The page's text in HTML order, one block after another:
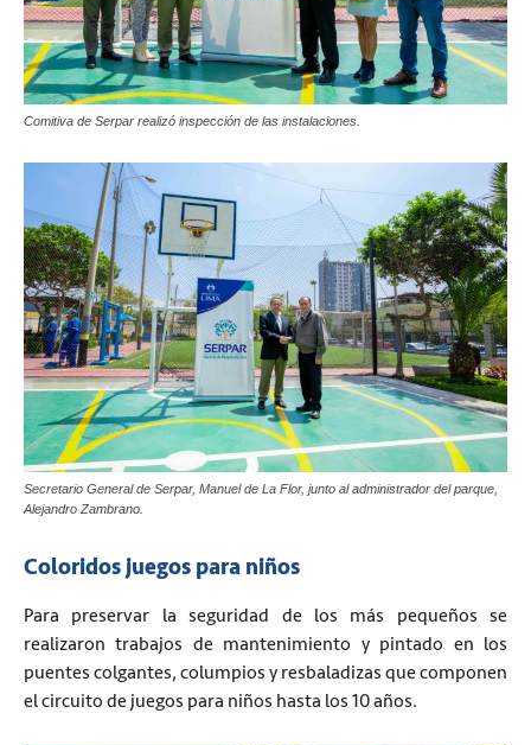
Comitiva de Serpar realizó inspección de las instalaciones.
Secretario General de Serpar, Manuel de La Flor, junto al administrador del parque,
Alejandro Zambrano.
Coloridos juegos para niños
Para preservar la seguridad de los más pequeños se
realizaron trabajos de mantenimiento y pintado en los
puentes colgantes, columpios y resbaladizas que componen
el circuito de juegos para niños hasta los 10 años.